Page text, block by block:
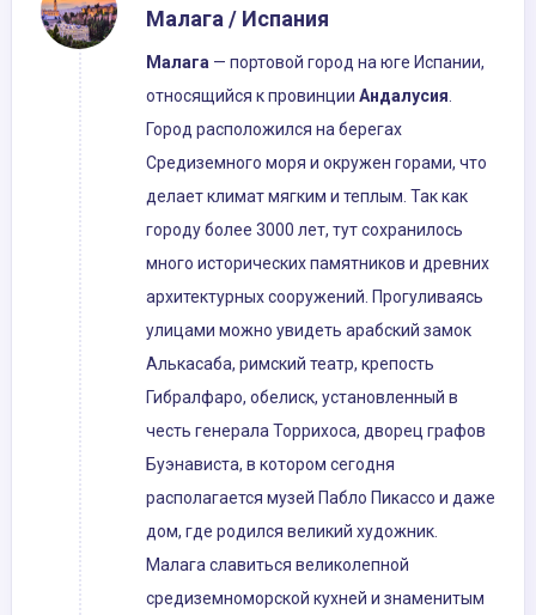
Малага / Испания
Малага — портовой город на юге Испании,
относящийся к провинции Андалусия.
Город расположился на берегах
Средиземного моря и окружен горами, что
делает климат мягким и теплым. Так как
городу более 3000 лет, тут сохранилось
много исторических памятников и древних
архитектурных сооружений. Прогуливаясь
улицами можно увидеть арабский замок
Алькасаба, римский театр, крепость
Гибралфаро, обелиск, установленный в
честь генерала Торрихоса, дворец графов
Буэнависта, в котором сегодня
располагается музей Пабло Пикассо и даже
дом, где родился великий художник.
Малага славиться великолепной
средиземноморской кухней и знаменитым